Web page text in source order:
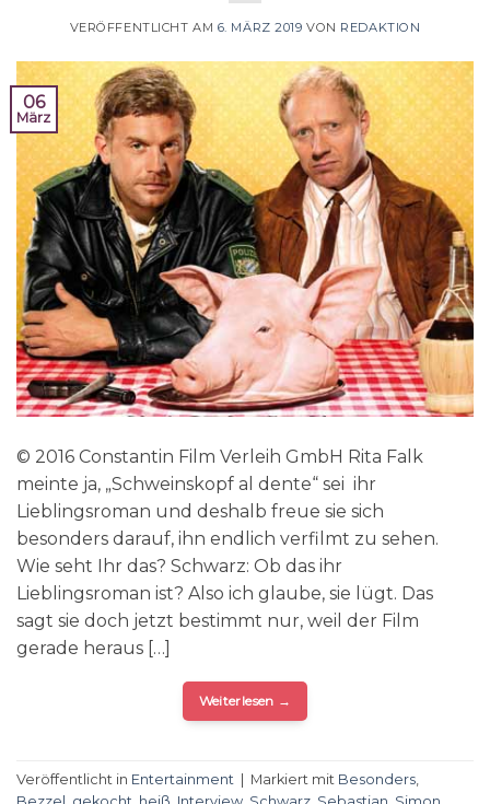
VERÖFFENTLICHT AM 6. MÄRZ 2019 VON REDAKTION
06
März
© 2016 Constantin Film Verleih GmbH Rita Falk
meinte ja, „Schweinskopf al dente“ sei ihr
Lieblingsroman und deshalb freue sie sich
besonders darauf, ihn endlich verfilmt zu sehen.
Wie seht Ihr das? Schwarz: Ob das ihr
Lieblingsroman ist? Also ich glaube, sie lügt. Das
sagt sie doch jetzt bestimmt nur, weil der Film
gerade heraus […]
Weiterlesen →
Veröffentlicht in Entertainment Markiert mit Besonders